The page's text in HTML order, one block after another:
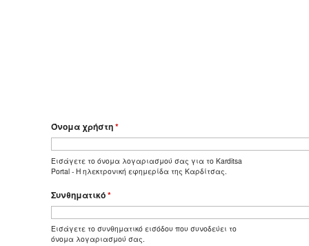
Όνομα χρήστη*
Εισάγετε το όνομα λογαριασμού σας για το Karditsa
Portal - Η ηλεκτρονική εφημερίδα της Καρδίτσας.
Συνθηματικό*
Εισάγετε το συνθηματικό εισόδου που συνοδεύει το
όνομα λογαριασμού σας.